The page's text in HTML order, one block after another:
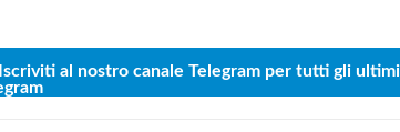
Iscriviti al nostro canale Telegram per tutti gli